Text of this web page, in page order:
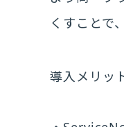
くすことで
導入メリッ